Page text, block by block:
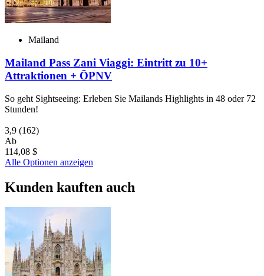
Mailand
Mailand Pass Zani Viaggi: Eintritt zu 10+
Attraktionen + ÖPNV
So geht Sightseeing: Erleben Sie Mailands Highlights in 48 oder 72
Stunden!
3,9 (162)
Ab
114,08 $
Alle Optionen anzeigen
Kunden kauften auch